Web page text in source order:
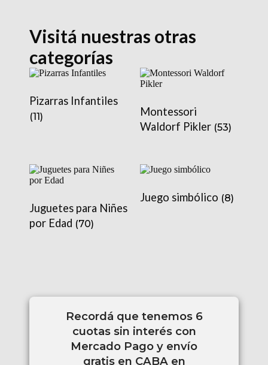
Visitá nuestras otras
categorías
Pizarras Infantiles
(11)
Montessori
Waldorf Pikler (53)
Juguetes para Niñes
por Edad (70)
Juego simbólico (8)
Recordá que tenemos 6
cuotas sin interés con
Mercado Pago y envío
gratis en CABA en